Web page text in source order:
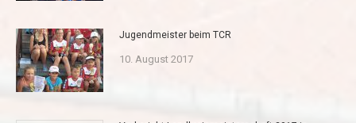
Jugendmeister beim TCR
10. August 2017